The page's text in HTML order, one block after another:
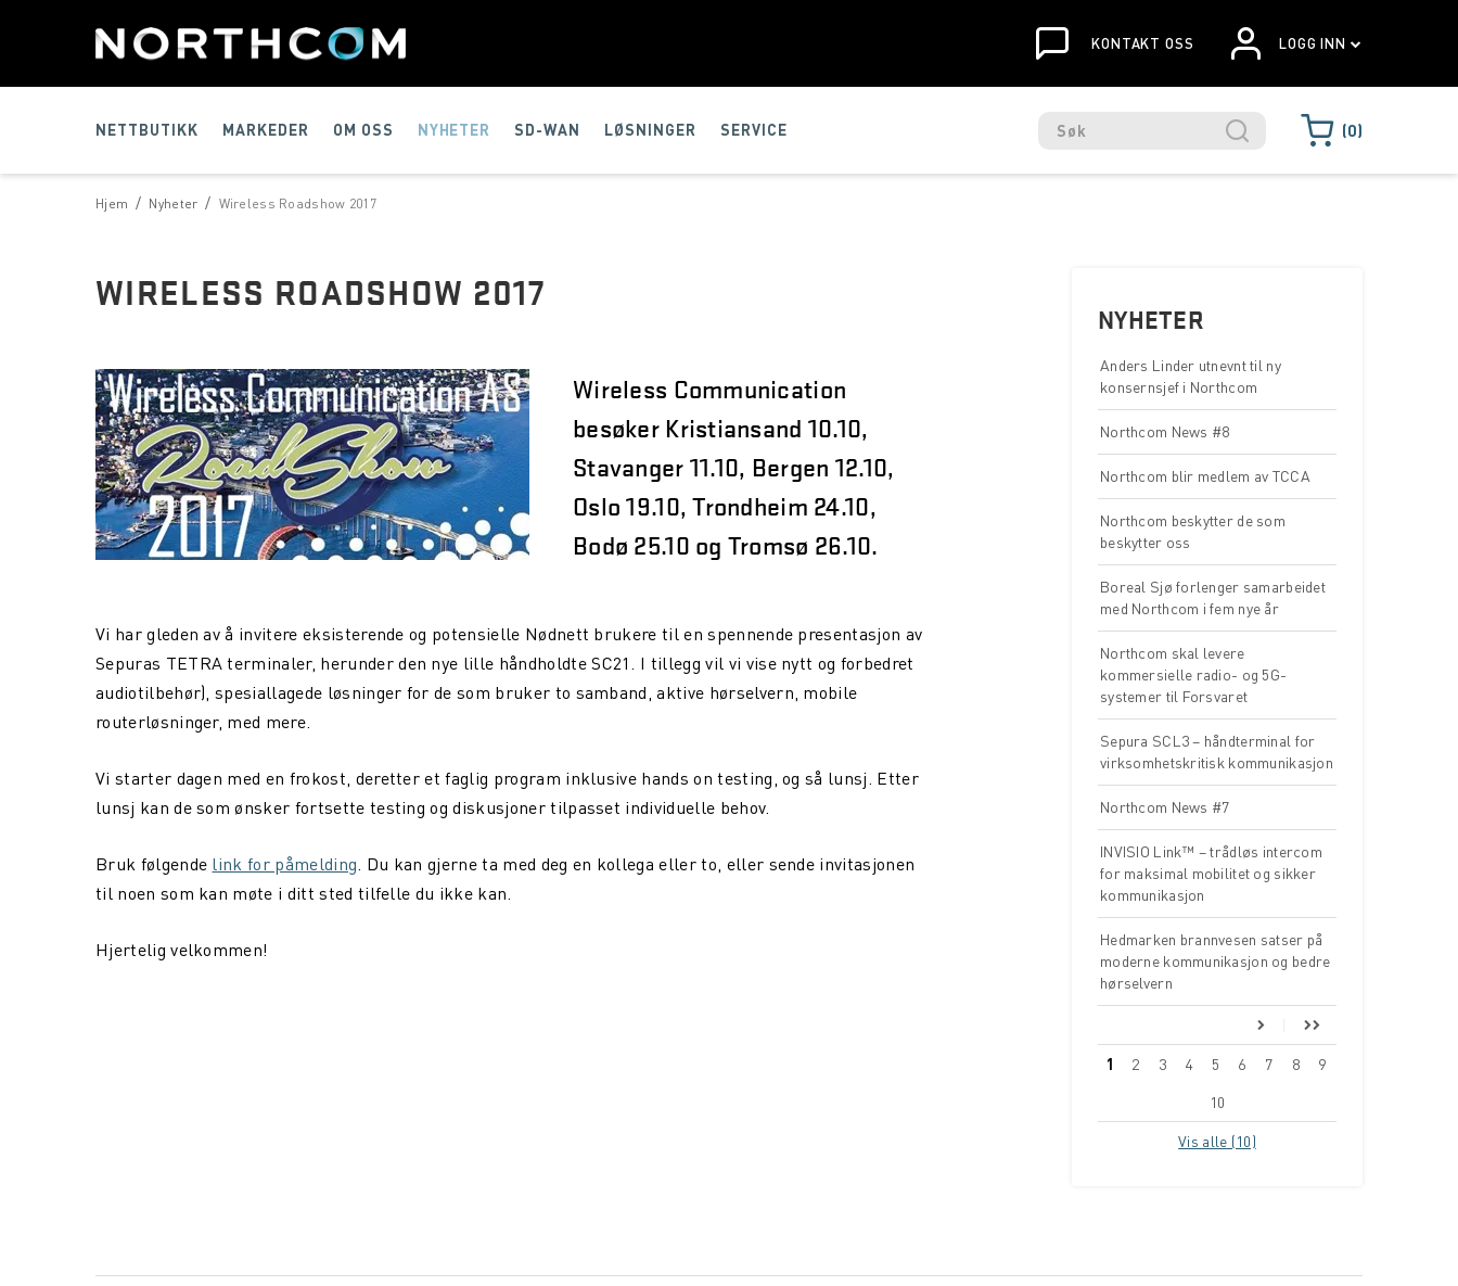
KONTAKT OSS LOGG INN
NETTBUTIKK MARKEDER OM OSS NYHETER SD-WAN LØSNINGER SERVICE 0
/
Hjem /
Nyheter Wireless Roadshow 2017
NYHETER
Anders Linder utnevnt til ny
konsernsjef i Northcom
Northcom News #8
Northcom blir medlem av TCCA
Northcom beskytter de som
beskytter oss
Boreal Sjø forlenger samarbeidet
med Northcom i fem nye år
Northcom skal levere
kommersielle radio- og 5G-
systemer til Forsvaret
Sepura SCL3 – håndterminal for
virksomhetskritisk kommunikasjon
Northcom News #7
INVISIO Link™ – trådløs intercom
for maksimal mobilitet og sikker
kommunikasjon
Hedmarken brannvesen satser på
moderne kommunikasjon og bedre
hørselvern
1 2 3 4 5 6 7 8 9
10
Vis alle (10)
WIRELESS ROADSHOW 2017
Wireless Communication
besøker Kristiansand 10.10,
Stavanger 11.10, Bergen 12.10,
Oslo 19.10, Trondheim 24.10,
Bodø 25.10 og Tromsø 26.10.
Vi har gleden av å invitere eksisterende og potensielle Nødnett brukere til en spennende presentasjon av
Sepuras TETRA terminaler, herunder den nye lille håndholdte SC21. I tillegg vil vi vise nytt og forbedret
audiotilbehør), spesiallagede løsninger for de som bruker to samband, aktive hørselvern, mobile
routerløsninger, med mere.
Vi starter dagen med en frokost, deretter et faglig program inklusive hands on testing, og så lunsj. Etter
lunsj kan de som ønsker fortsette testing og diskusjoner tilpasset individuelle behov.
Bruk følgende link for påmelding. Du kan gjerne ta med deg en kollega eller to, eller sende invitasjonen
til noen som kan møte i ditt sted tilfelle du ikke kan.
Hjertelig velkommen!